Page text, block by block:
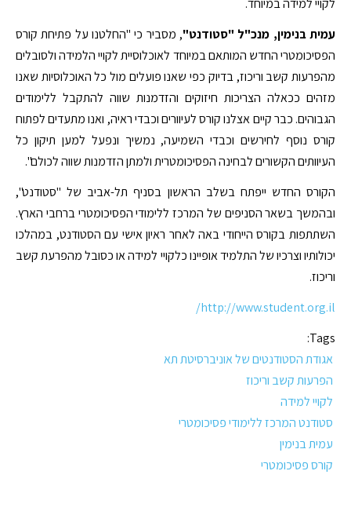
לקויי למידה במיוחד.
עמית בנימין, מנכ"ל "סטודנט", מסביר כי "החלטנו על פתיחת קורס
הפסיכומטרי החדש המותאם במיוחד לאוכלוסיית לקויי הלמידה ולסובלים
מהפרעות קשב וריכוז, בדיוק כפי שאנו פועלים מול כל האוכלוסיות שאנו
מזהים ככאלה הצריכות חיזוקים והזדמנות שווה להתקבל ללימודים
הגבוהים. כבר קיים אצלנו קורס לעיוורים וכבדי ראיה, ואנו מתעדים לפתוח
קורס נוסף לחירשים וכבדי השמיעה, נמשיך ונפעל למען תיקון כל
העיוותים הקשורים לבחינה הפסיכומטרית ולמתן הזדמנות שווה לכולם".
הקורס החדש ייפתח בשלב הראשון בסניף תל-אביב של "סטודנט",
ובהמשך בשאר הסניפים של המרכז ללימודי הפסיכומטרי ברחבי הארץ.
השתתפות בקורס הייחודי באה לאחר ראיון אישי עם הסטודנט, במהלכו
יכולותיו וצרכיו של התלמיד אופיינו כלקויי למידה או כסובל מהפרעת קשב
וריכוז.
http://www.student.org.il/
Tags:
אגודת הסטודנטים של אוניברסיטת תא
הפרעות קשב וריכוז
לקויי למידה
סטודנט המרכז ללימודי פסיכומטרי
עמית בנימין
קורס פסיכומטרי